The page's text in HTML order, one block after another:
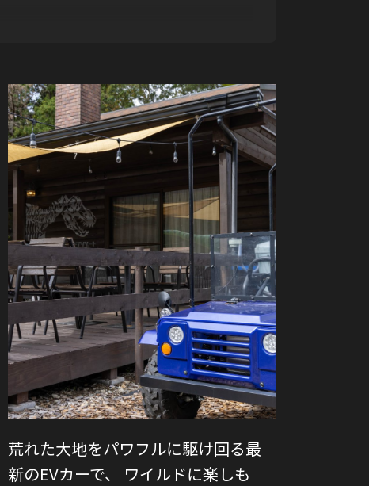
荒れた大地をパワフルに駆け回る最
新のEVカーで、 ワイルドに楽しも